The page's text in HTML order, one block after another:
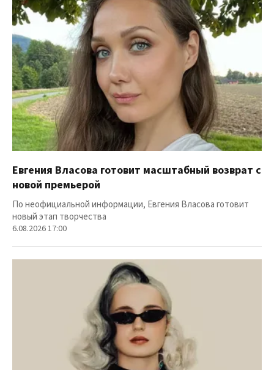
Евгения Власова готовит масштабный возврат с
новой премьерой
По неофициальной информации, Евгения Власова готовит
новый этап творчества
6.08.2026 17:00